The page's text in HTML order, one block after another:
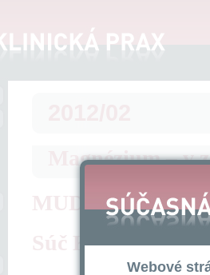
Magnézium – v
MUDr. Viera
Súč Klin Pr 2012;
Webové